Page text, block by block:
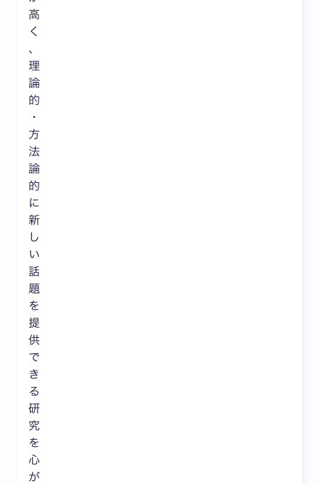
高
く
、
理
論
的
・
方
法
論
的
に
新
し
い
話
題
を
提
供
で
き
る
研
究
を
心
が